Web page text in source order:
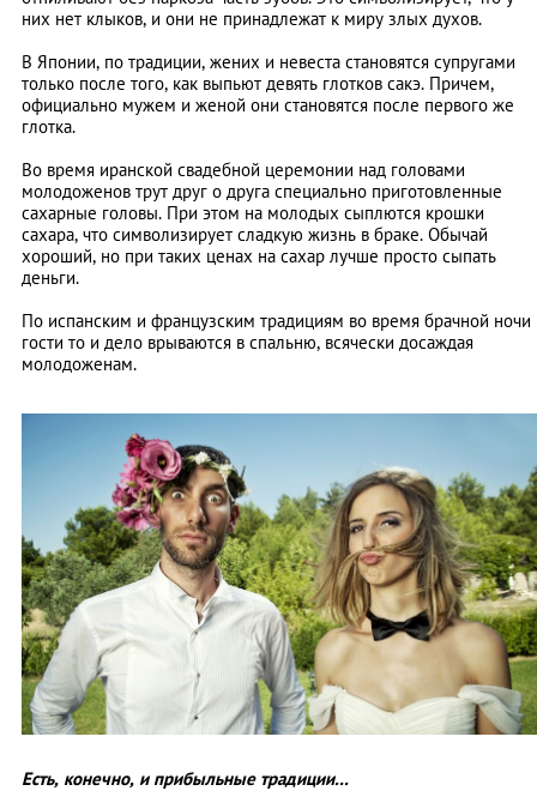
них нет клыков, и они не принадлежат к миру злых духов.
В Японии, по традиции, жених и невеста становятся супругами
только после того, как выпьют девять глотков сакэ. Причем,
официально мужем и женой они становятся после первого же
глотка.
Во время иранской свадебной церемонии над головами
молодоженов трут друг о друга специально приготовленные
сахарные головы. При этом на молодых сыплются крошки
сахара, что символизирует сладкую жизнь в браке. Обычай
хороший, но при таких ценах на сахар лучше просто сыпать
деньги.
По испанским и французским традициям во время брачной ночи
гости то и дело врываются в спальню, всячески досаждая
молодоженам.
Есть, конечно, и прибыльные традиции...